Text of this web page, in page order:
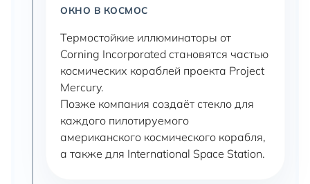
ОКНО В КОСМОС
Термостойкие иллюминаторы от
Corning Incorporated становятся частью
космических кораблей проекта Project
Mercury.
Позже компания создаёт стекло для
каждого пилотируемого
американского космического корабля,
а также для International Space Station.